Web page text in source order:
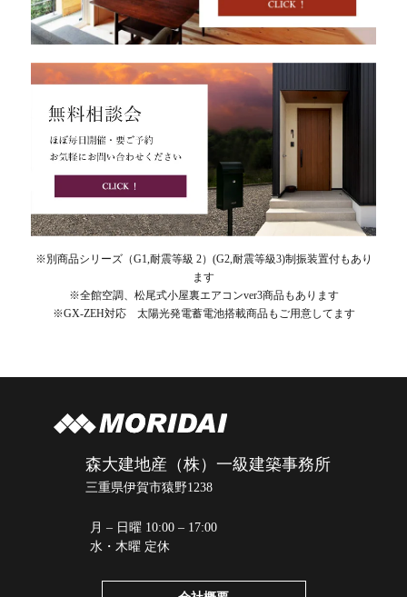
※別商品シリーズ（G1,耐震等級 2）(G2,耐震等級3)制振装置付もあり
ます
※全館空調、松尾式小屋裏エアコンver3商品もあります
※GX-ZEH対応 太陽光発電蓄電池搭載商品もご用意してます
森大建地産（株）一級建築事務所
三重県伊賀市猿野1238
月 – 日曜 10:00 – 17:00
水・木曜 定休